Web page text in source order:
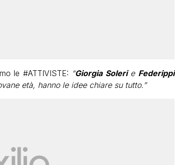
le #ATTIVISTE: “Giorgia Solerie Federippi
età, hanno le idee chiare su tutto.”